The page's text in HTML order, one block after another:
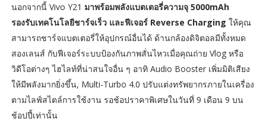
นอกจากนี้ Vivo Y21 มาพร้อมพลังแบตเตอรี่ความจุ 5000mAh
รองรับเทคโนโลยีชาร์จเร็ว และฟีเจอร์ Reverse Charging ให้คุณ
สามารถชาร์จแบตเตอรี่ให้อุปกรณ์อื่นได้ ด้านกล้องดิจิตอลมีทั้งหมด
สองเลนส์ กับฟีเจอร์ระบบป้องกันภาพสั่นไหวเมื่อคุณถ่าย Vlog หรือ
วิดีโอต่างๆ ไฮไลท์ที่น่าสนใจอื่น ๆ อาทิ Audio Booster เพิ่มมิติเสียง
ให้มีพลังมากยิ่งขึ้น, Multi-Turbo 4.0 ปรับแต่งทรัพยากรภายในเครื่อง
ตามไลฟ์สไตล์การใช้งาน รอช้อปราคาพิเศษในวันที่ 9 เดือน 9 บน
ช้อปปี้เท่านั้น